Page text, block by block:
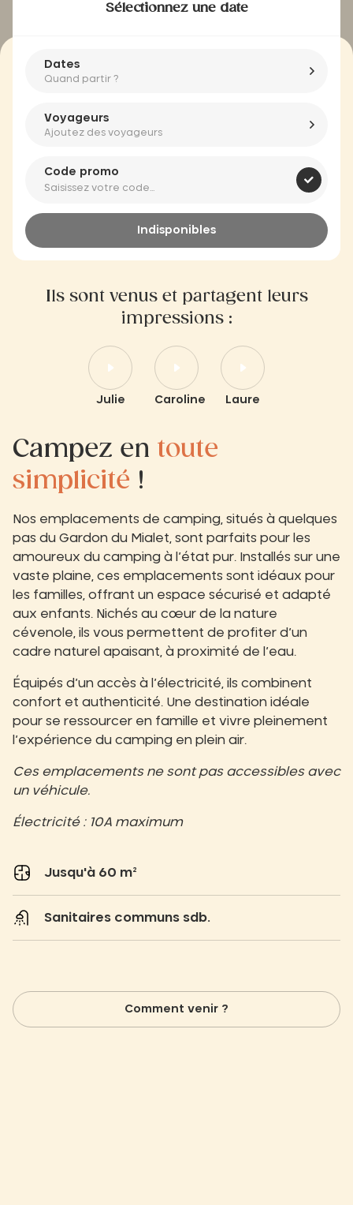
Sélectionnez une date
Dates
Quand partir ?
Voyageurs
Ajoutez des voyageurs
Code promo
Indisponibles
Ils sont venus et partagent leurs
impressions :
Julie Caroline Laure
Campez en toute
simplicité !
Nos emplacements de camping, situés à quelques
pas du Gardon du Mialet, sont parfaits pour les
amoureux du camping à l’état pur. Installés sur une
vaste plaine, ces emplacements sont idéaux pour
les familles, offrant un espace sécurisé et adapté
aux enfants. Nichés au cœur de la nature
cévenole, ils vous permettent de profiter d’un
cadre naturel apaisant, à proximité de l’eau.
Équipés d’un accès à l’électricité, ils combinent
confort et authenticité. Une destination idéale
pour se ressourcer en famille et vivre pleinement
l’expérience du camping en plein air.
Ces emplacements ne sont pas accessibles avec
un véhicule.
Électricité : 10A maximum
Jusqu'à 60 m²
Sanitaires communs sdb.
Comment venir ?